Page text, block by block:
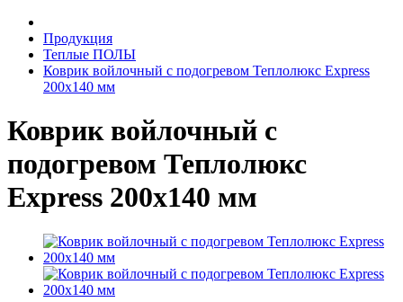
Продукция
Теплые ПОЛЫ
Коврик войлочный с подогревом Теплолюкс Express
200х140 мм
Коврик войлочный с
подогревом Теплолюкс
Express 200х140 мм